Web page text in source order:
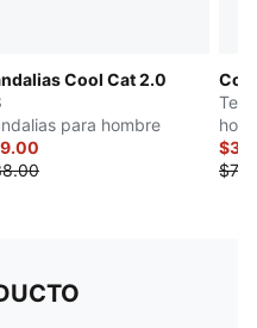
Cool Cat 2.0
para hombre